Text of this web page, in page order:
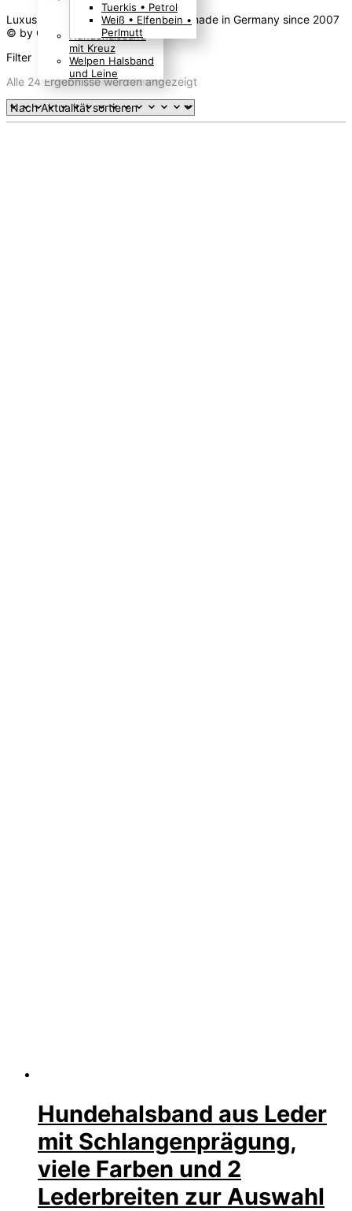
Boho Indianer
Hippie Look
Hundehalsband
mit Kreuz
Welpen Halsband
und Leine
Tuerkis • Petrol
Weiß • Elfenbein •
Perlmutt
Luxus für Hunde Dog Collar Design made in Germany since 2007
© by Gabi Weisner.
Filter
Alle 24 Ergebnisse werden angezeigtNach
Hundehalsband aus Leder
mit Schlangenprägung,
viele Farben und 2
Lederbreiten zur Auswahl